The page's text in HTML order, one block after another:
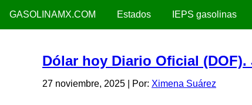
GASOLINAMX.COM Estados IEPS gasolinas
Dólar hoy Diario Oficial (DOF).
27 noviembre, 2025 | Por: Ximena Suárez